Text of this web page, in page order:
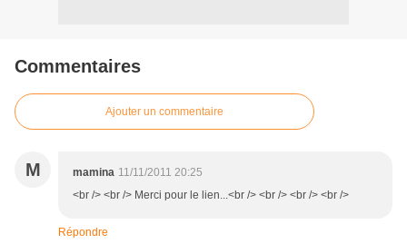
Commentaires
Ajouter un commentaire
M mamina 11/11/2011 20:25
<br /> <br /> Merci pour le lien...<br /> <br /> <br /> <br />
Répondre